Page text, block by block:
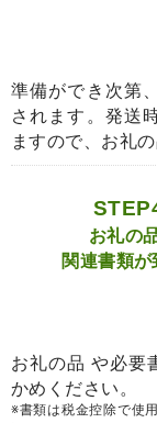
準備ができ次第
されます。発送
ますので、お礼
お礼の
関連書類が
お礼の品 や必要
かめください。
※書類は税金控除で使